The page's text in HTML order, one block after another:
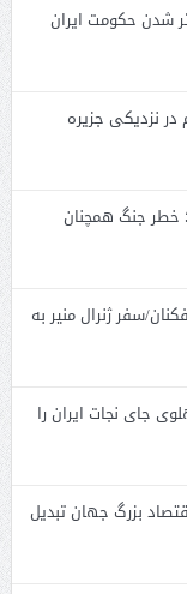
شدن حکومت ایران
نزدیکی جزیره
خطر جنگ همچنان
سفر ژنرال منیر به
جای نجات ایران را
بزرگ جهان تبدیل